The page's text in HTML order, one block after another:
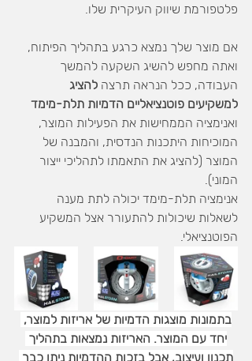
פלטפורמת שיווק העיקרית שלו.
אם מוצר שלך נמצא כרגע בתהליך הפיתוח,
ואתה מחפש להשיג השקעה להמשך
העבודה, ככל הנראה תרצה להציג
למשקיעים פוטנציאליים הדמיות תלת-מימד
ואנימציה הממחישות את הפעילות המוצר,
המוכיחות היתכנות הנדסית, והמבנה של
המוצר (להציג את התאמתו לתהליכי ייצור
המוני).
אנימציה תלת-מימד יכולה לתת מענה
לשאלות שיכולות להתעורר אצל המשקיע
הפוטנציאלי.
בתמונות מוצגות הדמיות של אריזות למוצר,
יחד עם המוצר. האריזות נמצאות בתהליך
תכנון ועיצוב, אבל בזכות ההדמיות ניתן כבר